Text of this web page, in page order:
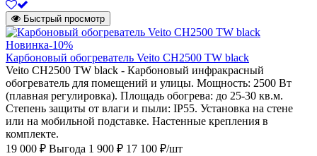
Быстрый просмотр
Новинка-10%
Карбоновый обогреватель Veito CH2500 TW black
Veito CH2500 TW black - Карбоновый инфракрасный
обогреватель для помещений и улицы. Мощность: 2500 Вт
(плавная регулировка). Площадь обогрева: до 25-30 кв.м.
Степень защиты от влаги и пыли: IP55. Установка на стене
или на мобильной подставке. Настенные крепления в
комплекте.
19 000 ₽ Выгода 1 900 ₽ 17 100 ₽/шт